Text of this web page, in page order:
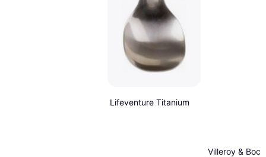
Lifeventure Titanium
Villeroy & Boch